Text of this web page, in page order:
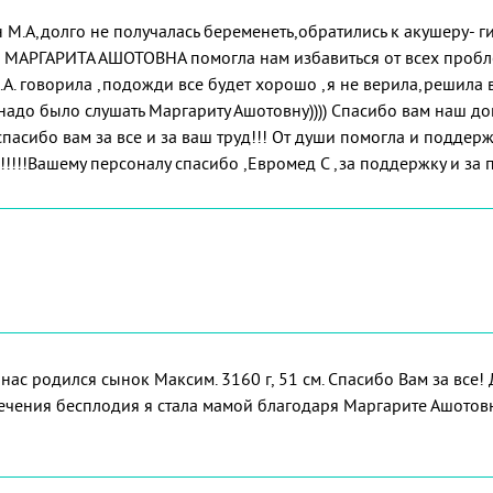
не получалась беременеть,обратились к акушеру-
АШОТОВНА помогла нам избавиться от всех
говорила ,подожди все будет хорошо ,я не верила,решила
было слушать Маргариту Ашотовну)))) Спасибо вам наш
вам за все и за ваш труд!!! От души помогла и
персоналу спасибо ,Евромед С ,за поддержку и за
родился сынок Максим. 3160 г, 51 см. Спасибо Вам за все!
бесплодия я стала мамой благодаря Маргарите